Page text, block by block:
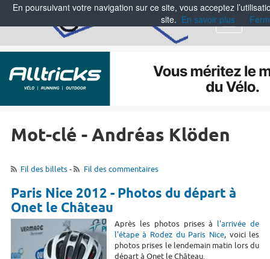
Menu
Mot-clé - Andréas Klöden
Fil des billets- Fil des commentaires
Paris Nice 2012 - Photos du départ à
Onet le Château
Après les photos prises à l'arrivée de
l'étape à Rodez du Paris Nice, voici les
photos prises le lendemain matin lors du
départ à Onet le Château.
En poursuivant votre navigation sur ce site, vous acceptez
site. En savoir plus